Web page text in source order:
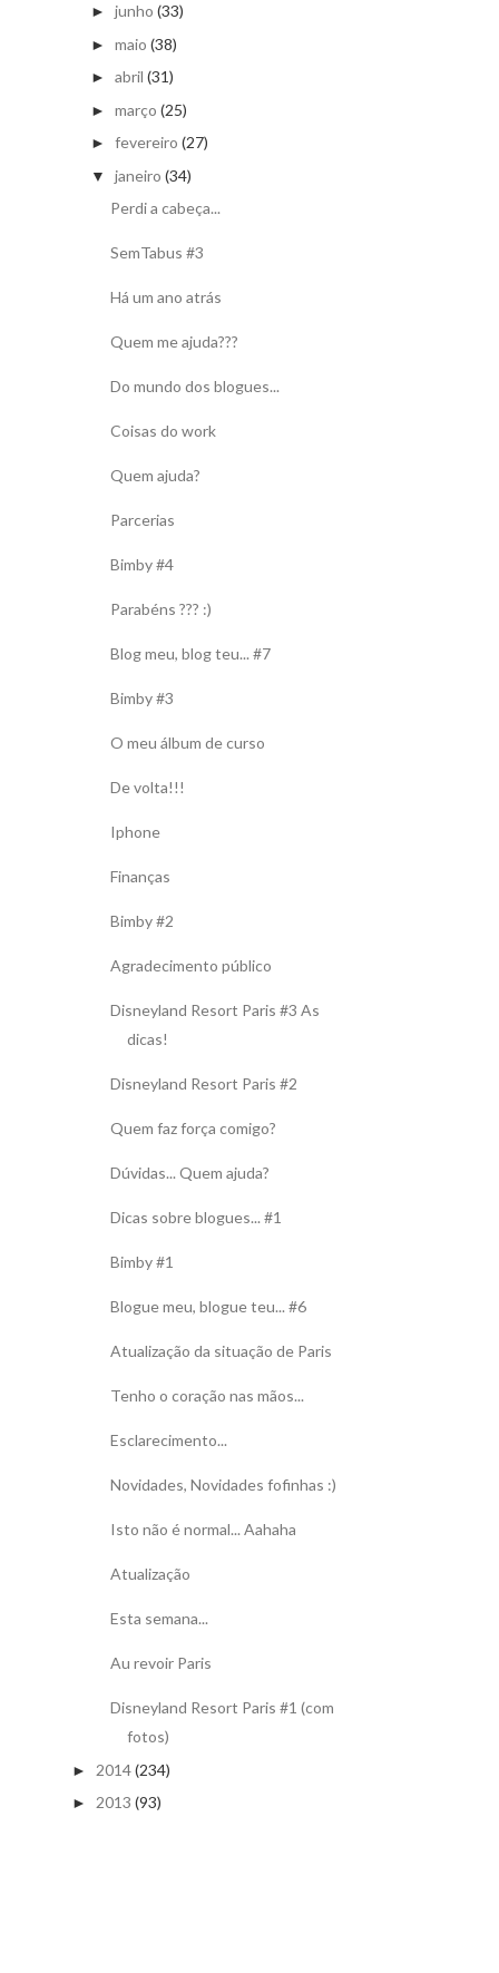
► junho (33)
► maio (38)
► abril (31)
► março (25)
► fevereiro (27)
▼ janeiro (34)
Perdi a cabeça...
SemTabus #3
Há um ano atrás
Quem me ajuda???
Do mundo dos blogues...
Coisas do work
Quem ajuda?
Parcerias
Bimby #4
Parabéns ??? :)
Blog meu, blog teu... #7
Bimby #3
O meu álbum de curso
De volta!!!
Iphone
Finanças
Bimby #2
Agradecimento público
Disneyland Resort Paris #3 As
dicas!
Disneyland Resort Paris #2
Quem faz força comigo?
Dúvidas... Quem ajuda?
Dicas sobre blogues... #1
Bimby #1
Blogue meu, blogue teu... #6
Atualização da situação de Paris
Tenho o coração nas mãos...
Esclarecimento...
Novidades, Novidades fofinhas :)
Isto não é normal... Aahaha
Atualização
Esta semana...
Au revoir Paris
Disneyland Resort Paris #1 (com
fotos)
► 2014(234)
► 2013 (93)